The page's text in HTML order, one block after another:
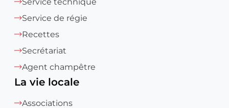
Service de régie
Recettes
Secrétariat
Agent champêtre
La vie locale
Associations